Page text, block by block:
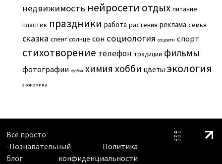
недвижимость нейросети отдых питание
пластик праздники работа растения реклама семья
сказка сленг солнце сон социология соцсети спорт
стихотворение телефон традиции фильмы
фотографии футбол химия хобби цветы экология
экономика
Всё просто
-Познавательный
блог
Политика
конфиденциальности